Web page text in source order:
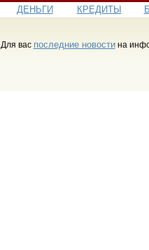
ДЕНЬГИ КРЕДИТЫ
Для вас последние новостина